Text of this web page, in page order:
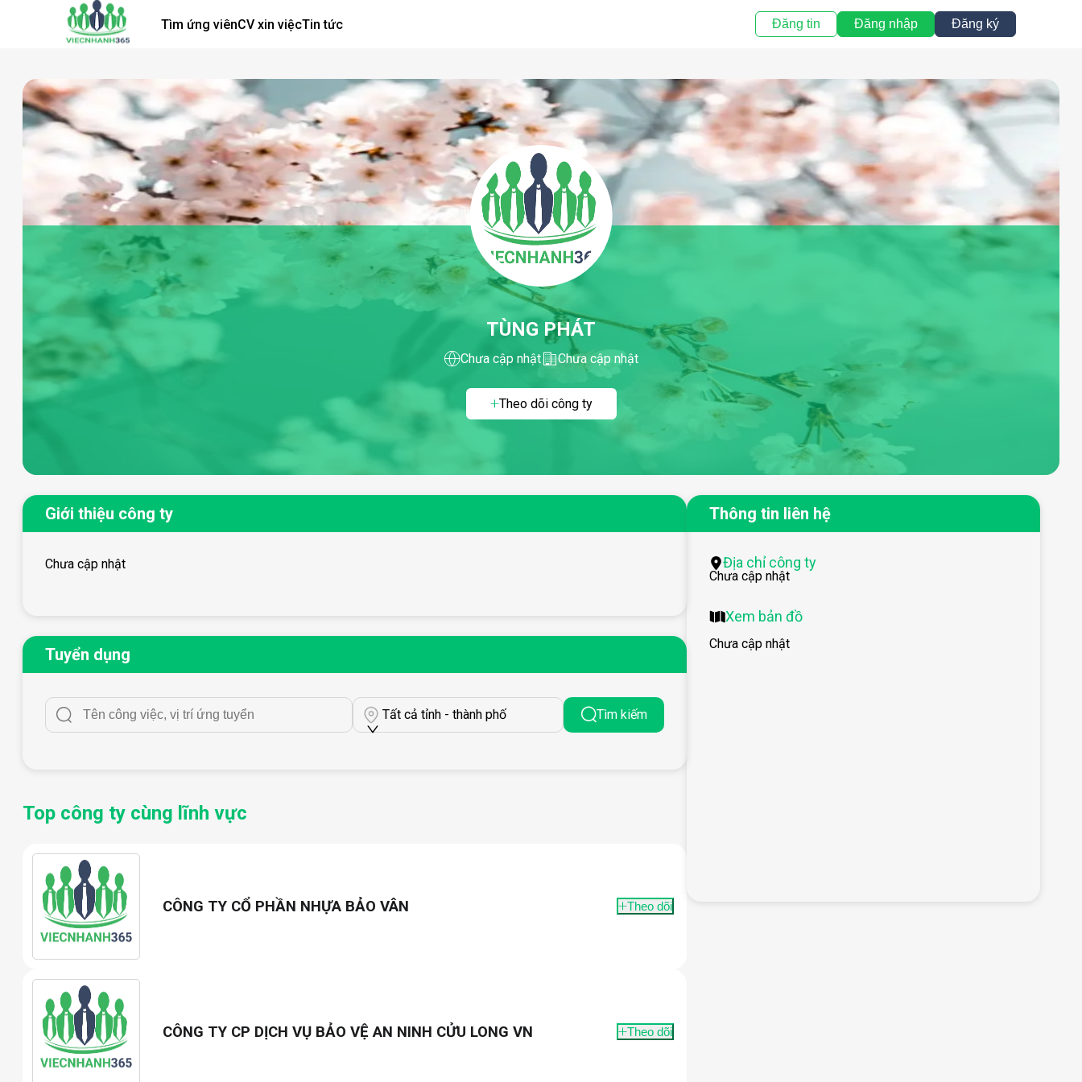
Tìm ứng viênCV xin việcTin tức Đăng tin Đăng nhập Đăng ký
TÙNG PHÁT
Chưa cập nhật Chưa cập nhật
Theo dõi công ty
Giới thiệu công ty
Chưa cập nhật
Tuyển dụng
Tất cả tỉnh - thành phố Tìm kiếm
Top công ty cùng lĩnh vực
CÔNG TY CỔ PHẦN NHỰA BẢO VÂN Theo dõi
CÔNG TY CP DỊCH VỤ BẢO VỆ AN NINH CỬU LONG VN Theo dõi
Thông tin liên hệ
Địa chỉ công ty
Chưa cập nhật
Xem bản đồ
Chưa cập nhật